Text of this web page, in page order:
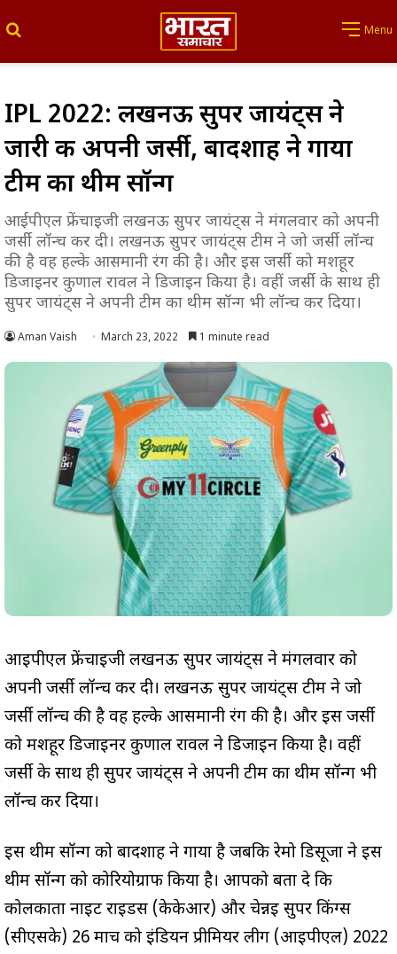
Menu
IPL 2022: लखनऊ सुपर जायंट्स ने
जारी की अपनी जर्सी, बादशाह ने गाया
टीम का थीम सॉन्ग
आईपीएल फ्रेंचाइजी लखनऊ सुपर जायंट्स ने मंगलवार को अपनी
जर्सी लॉन्च कर दी। लखनऊ सुपर जायंट्स टीम ने जो जर्सी लॉन्च
की है वह हल्के आसमानी रंग की है। और इस जर्सी को मशहूर
डिजाइनर कुणाल रावल ने डिजाइन किया है। वहीं जर्सी के साथ ही
सुपर जायंट्स ने अपनी टीम का थीम सॉन्ग भी लॉन्च कर दिया।
Aman Vaish March 23, 2022 1 minute read
आईपीएल फ्रेंचाइजी लखनऊ सुपर जायंट्स ने मंगलवार को
अपनी जर्सी लॉन्च कर दी। लखनऊ सुपर जायंट्स टीम ने जो
जर्सी लॉन्च की है वह हल्के आसमानी रंग की है। और इस जर्सी
को मशहूर डिजाइनर कुणाल रावल ने डिजाइन किया है। वहीं
जर्सी के साथ ही सुपर जायंट्स ने अपनी टीम का थीम सॉन्ग भी
लॉन्च कर दिया।
इस थीम सॉन्ग को बादशाह ने गाया है जबकि रेमो डिसूजा ने इस
थीम सॉन्ग को कोरियोग्राफ किया है। आपको बता दे कि
कोलकाता नाइट राइडर्स (केकेआर) और चेन्नई सुपर किंग्स
(सीएसके) 26 मार्च को इंडियन प्रीमियर लीग (आईपीएल) 2022